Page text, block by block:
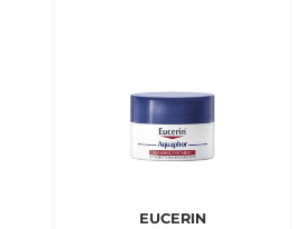
EUCERIN